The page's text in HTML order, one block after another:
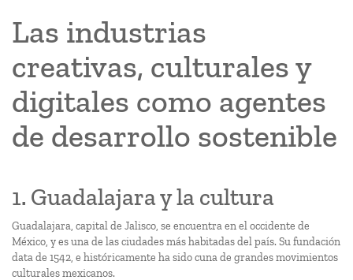
Las industrias
creativas, culturales y
digitales como agentes
de desarrollo sostenible
1. Guadalajara y la cultura
Guadalajara, capital de Jalisco, se encuentra en el occidente de
México, y es una de las ciudades más habitadas del país. Su fundación
data de 1542, e históricamente ha sido cuna de grandes movimientos
culturales mexicanos.